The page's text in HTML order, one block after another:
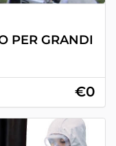
PER GRANDI
€0